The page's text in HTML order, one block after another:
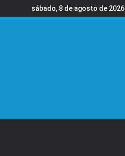
al
sábado, 8 de agosto de 2026